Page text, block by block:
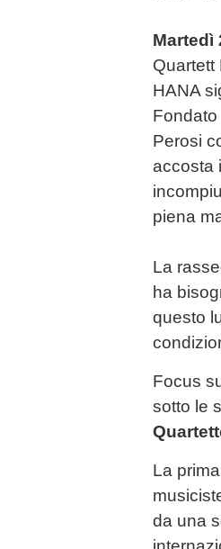
Martedì
Quartett
HANA
Perosi
accosta
piena
La
ha
questo
Focus
sotto le
La
da una